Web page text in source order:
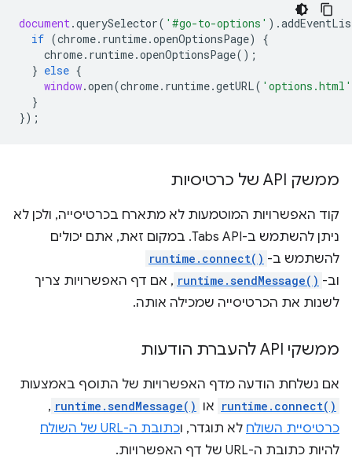
document .querySelector( '#go-to-options' ).
if (chrome. runtime.openOptionsPage)
{
chrome. runtime.openOptionsPage();
} else {
window.open(chrome. runtime.getURL( 'options.html'
}
});
ממשק API של כרטיסיות
קוד האפשרויות המוטמעות לא מתארח בכרטיסייה, ולכן לא
ניתן להשתמש ב-Tabs API. במקום זאת, אתם יכולים
להשתמש ב- runtime.connect()
וב- runtime.sendMessage() , אם דף האפשרויות צריך
לשנות את הכרטיסייה שמכילה אותה.
ממשקי API להעברת הודעות
אם נשלחת הודעה מדף האפשרויות של התוסף באמצעות
runtime.connect() או runtime.sendMessage()
,
כרטיסיית השולח לא תוגדר, וכתובת ה-URL של השולח
להיות כתובת ה-URL של דף האפשרויות.